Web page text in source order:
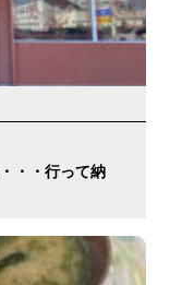
・・行って納